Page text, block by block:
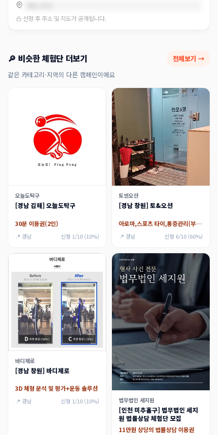
선정 후 주소 및 지도가 공개됩니다.
🔎 비슷한 체험단 더보기 전체보기 →
같은 카테고리·지역의 다른 캠페인이에요
오늘도탁구
[경남 김해] 오늘도탁구
30분 이용권(2인)
📍 경남 신청 1/10 (10%)
토엔오션
[경남 창원] 토&오션
아로마,스포츠 타이,통증관리(부위선택 가능),엘보 중 택1
📍 경남 신청 6/10 (60%)
바디제로
[경남 창원] 바디제로
3D 체형 분석 및 평가+운동 솔루션
📍 경남 신청 1/10 (10%) 법무법인 세지원
[인천 미추홀구] 법무법인 세지
원 법률상담 체험단 모집
11만원 상당의 법률상담 이용권